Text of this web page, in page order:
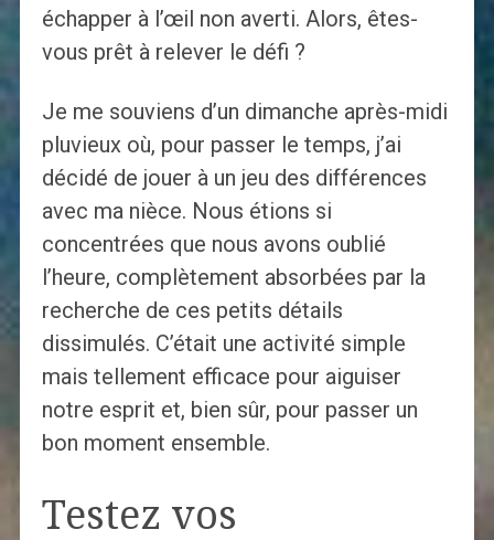
échapper à l’œil non averti. Alors, êtes-
vous prêt à relever le défi ?
Je me souviens d’un dimanche après-midi
pluvieux où, pour passer le temps, j’ai
décidé de jouer à un jeu des différences
avec ma nièce. Nous étions si
concentrées que nous avons oublié
l’heure, complètement absorbées par la
recherche de ces petits détails
dissimulés. C’était une activité simple
mais tellement efficace pour aiguiser
notre esprit et, bien sûr, pour passer un
bon moment ensemble.
Testez vos